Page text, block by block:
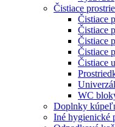
Čistiace
Čistiace
Čistiace
Čistiace
Čistiace
Čistiace
WC
Doplnky
Iné hygienické